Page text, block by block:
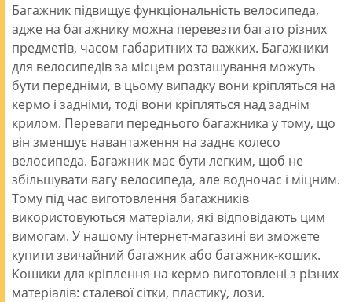
Багажник підвищує функціональність велосипеда,
адже на багажнику можна перевезти багато різних
предметів, часом габаритних та важких. Багажники
для велосипедів за місцем розташування можуть
бути передніми, в цьому випадку вони кріпляться на
кермо і задніми, тоді вони кріпляться над заднім
крилом. Переваги переднього багажника у тому, що
він зменшує навантаження на заднє колесо
велосипеда. Багажник має бути легким, щоб не
збільшувати вагу велосипеда, але водночас і міцним.
Тому під час виготовлення багажників
використовуються матеріали, які відповідають цим
вимогам. У нашому інтернет-магазині ви зможете
купити звичайний багажник або багажник-кошик.
Кошики для кріплення на кермо виготовлені з різних
матеріалів: сталевої сітки, пластику, лози.